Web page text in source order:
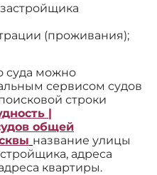
(проживания);
суда можно
сервисом судов
строки
|
общей
название улицы
адреса
квартиры.